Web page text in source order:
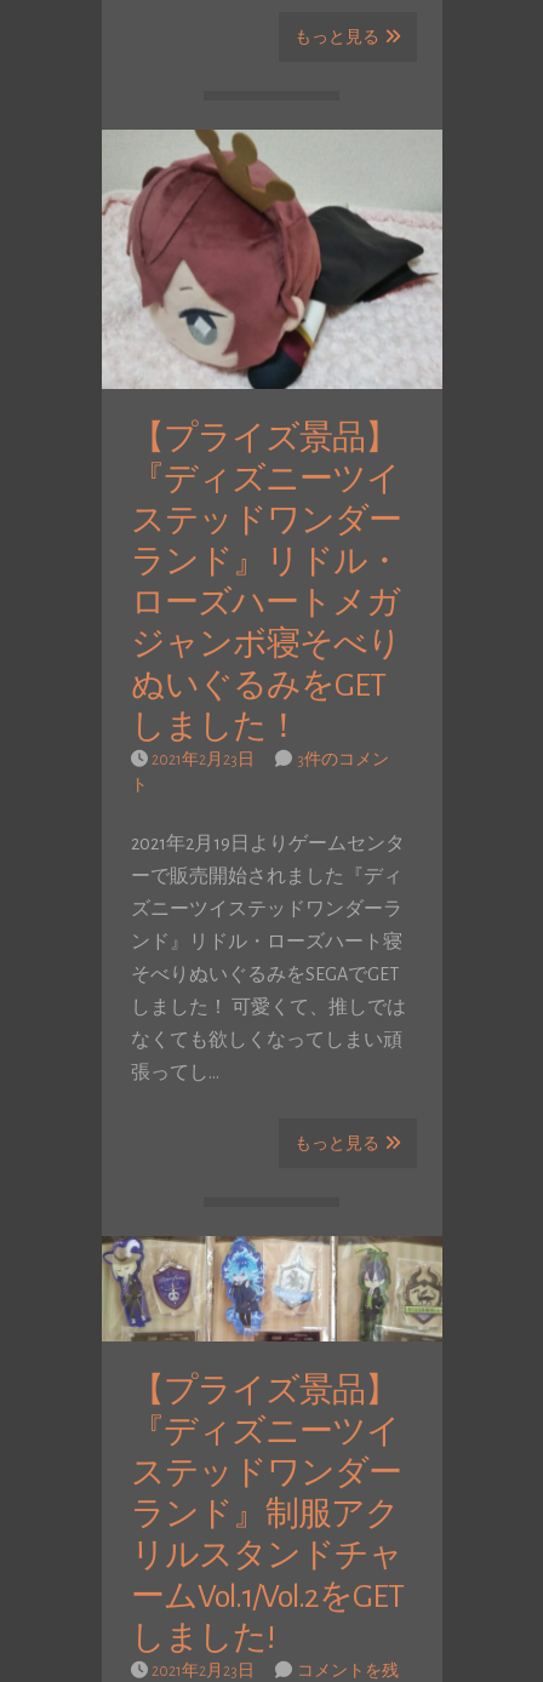
もっと見る
【プライズ景品】
『ディズニーツイ
ステッドワンダー
ランド』リドル・
ローズハートメガ
ジャンボ寝そべり
ぬいぐるみをGET
しました！
2021年2月23日
3件のコメン
ト
2021年2月19日よりゲームセンタ
ーで販売開始されました『ディ
ズニーツイステッドワンダーラ
ンド』リドル・ローズハート寝
そべりぬいぐるみをSEGAでGET
しました！ 可愛くて、推しでは
なくても欲しくなってしまい頑
張ってし…
もっと見る
【プライズ景品】
『ディズニーツイ
ステッドワンダー
ランド』制服アク
リルスタンドチャ
ームVol.1/Vol.2をGET
しました!
2021年2月23日
コメントを残